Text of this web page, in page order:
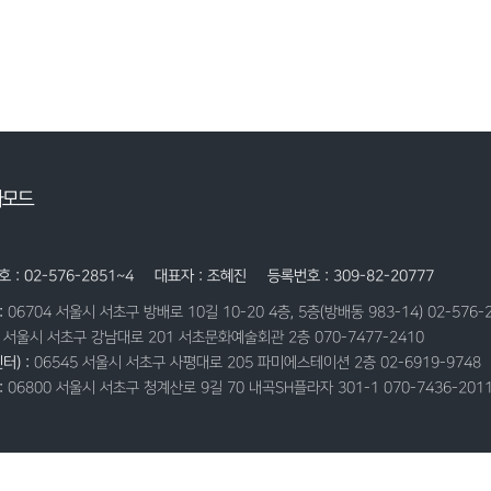
드
호 : 02-576-2851~4 대표자 : 조혜진 등록번호 : 309-82-20777
:06704 서울시 서초구 방배로 10길 10-20 4층, 5층(방배동 983-14) 02-
울시 서초구 강남대로 201 서초문화예술회관 2층 070-7477-2410
터) :06545 서울시 서초구 사평대로 205 파미에스테이션 2층 02-6919-9748
:06800 서울시 서초구 청계산로 9길 70 내곡SH플라자 301-1 070-7436-2011